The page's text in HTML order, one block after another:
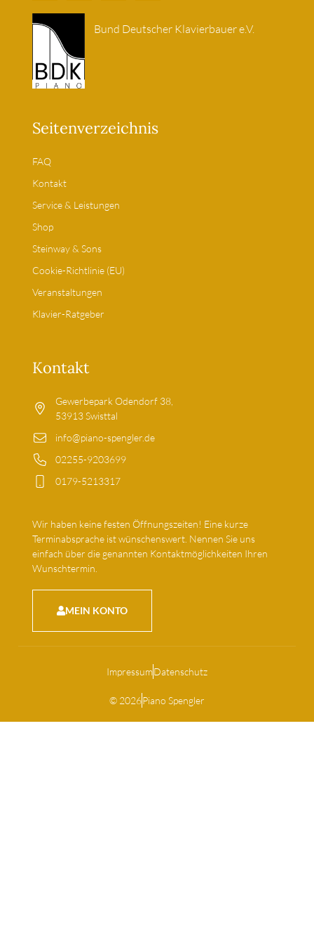
Bund Deutscher Klavierbauer e.V.
Seitenverzeichnis
FAQ
Kontakt
Service & Leistungen
Shop
Steinway & Sons
Cookie-Richtlinie (EU)
Veranstaltungen
Klavier-Ratgeber
Kontakt
Gewerbepark Odendorf 38,
53913 Swisttal
info@piano-spengler.de
02255-9203699
0179-5213317
Wir haben keine festen Öffnungszeiten! Eine kurze
Terminabsprache ist wünschenswert. Nennen Sie uns
einfach über die genannten Kontaktmöglichkeiten Ihren
Wunschtermin.
MEIN KONTO
ImpressumDatenschutz
© 2026Piano Spengler